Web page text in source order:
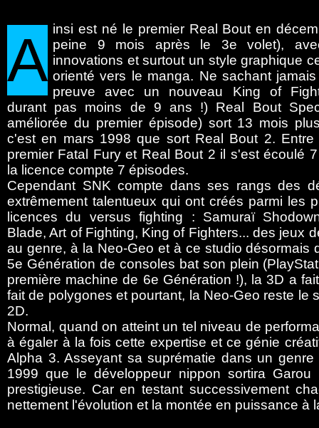
A insi est né le premier Real Bout en
peine 9 mois après le 3e volet),
innovations et surtout un style graphique
orienté vers le manga. Ne sachant
preuve avec un nouveau King of
durant pas moins de 9 ans !) Real Bout
améliorée du premier épisode) sort 13 mois
c'est en mars 1998 que sort Real Bout 2.
premier Fatal Fury et Real Bout 2 il s'est écoulé
la licence compte 7 épisodes.
Cependant SNK compte dans ses rangs des
extrêmement talentueux qui ont créés parmi les
licences du versus fighting : Samuraï
Blade, Art of Fighting, King of Fighters... des jeux
au genre, à la Neo-Geo et à ce studio
5e Génération de consoles bat son plein
première machine de 6e Génération !), la 3D a
fait de polygones et pourtant, la Neo-Geo reste
2D.
Normal, quand on atteint un tel niveau de
à égaler à la fois cette expertise et ce génie
Alpha 3. Asseyant sa suprématie dans un
1999 que le développeur nippon sortira
prestigieuse. Car en testant successivement
nettement l'évolution et la montée en puissance à